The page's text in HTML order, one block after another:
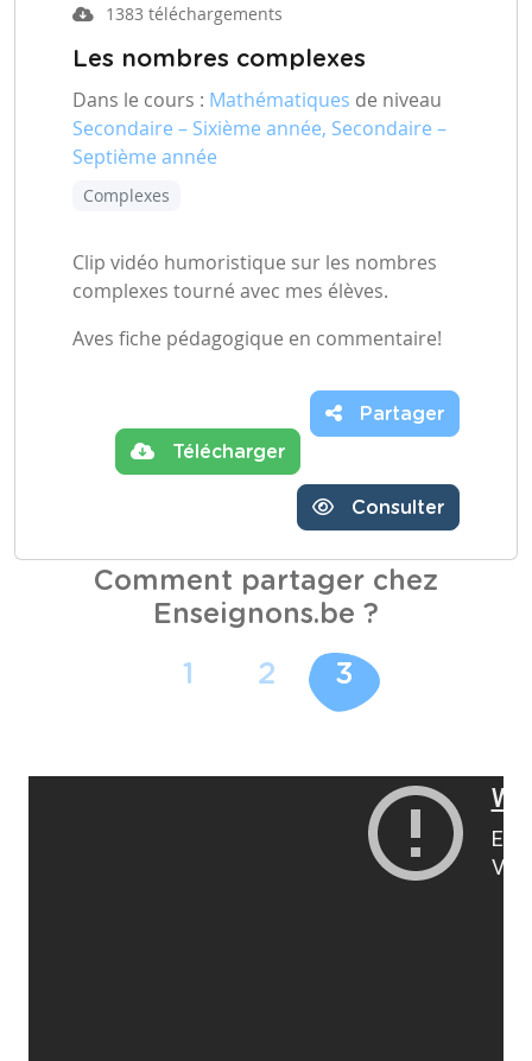
1383 téléchargements
Les nombres complexes
Dans le cours : Mathématiques de niveau
Secondaire – Sixième année, Secondaire –
Septième année
Complexes
Clip vidéo humoristique sur les nombres
complexes tourné avec mes élèves.
Aves fiche pédagogique en commentaire!
Télécharger
Partager
Consulter
Comment partager chez
Enseignons.be ?
1 2 3